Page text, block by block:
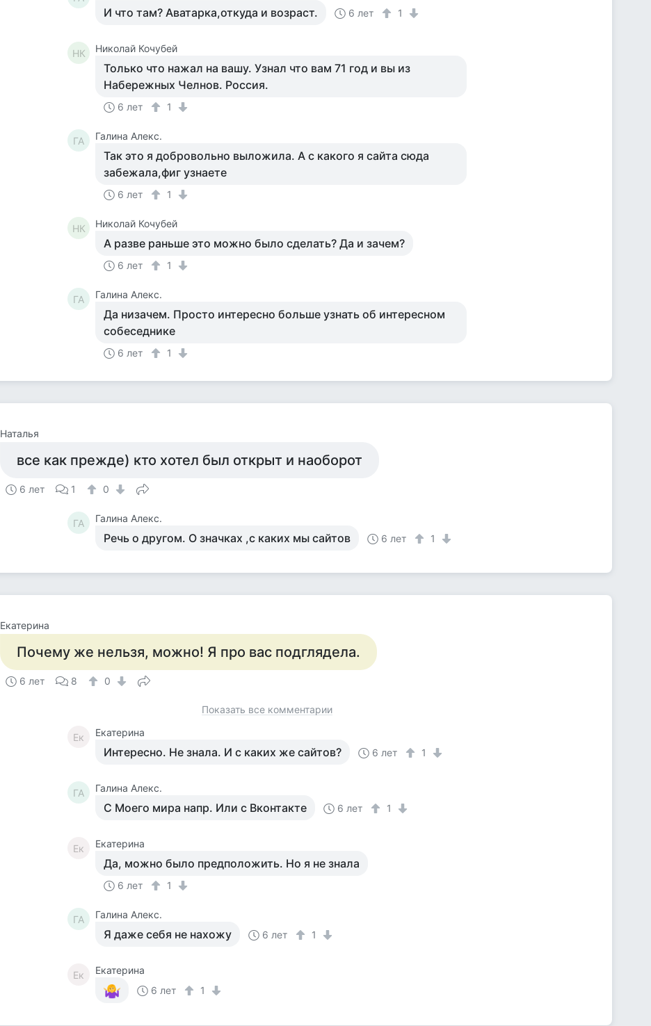
И что там? Аватарка,откуда и возраст. 6 лет 1
НК Николай Кочубей
Только что нажал на вашу. Узнал что вам 71 год и вы из
Набережных Челнов. Россия.
6 лет 1
ГА Галина Алекс.
Так это я добровольно выложила. А с какого я сайта сюда
забежала,фиг узнаете
6 лет 1
НК Николай Кочубей
А разве раньше это можно было сделать? Да и зачем?
6 лет 1
ГА Галина Алекс.
Да низачем. Просто интересно больше узнать об интересном
собеседнике
6 лет 1
Наталья
все как прежде) кто хотел был открыт и наоборот
6 лет 1 0
ГА Галина Алекс.
Речь о другом. О значках ,с каких мы сайтов 6 лет 1
Екатерина
Почему же нельзя, можно! Я про вас подглядела.
6 лет 8 0
Показать все комментарии
Ек Екатерина
Интересно. Не знала. И с каких же сайтов? 6 лет 1
ГА Галина Алекс.
С Моего мира напр. Или с Вконтакте 6 лет 1
Ек Екатерина
Да, можно было предположить. Но я не знала
6 лет 1
ГА Галина Алекс.
Я даже себя не нахожу 6 лет 1
Ек
Екатерина
6 лет
1